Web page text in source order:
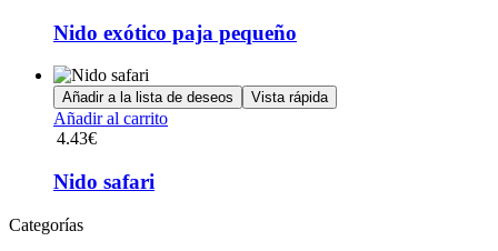
la
producto
Nido exótico paja pequeño
Añadir a la lista de deseos Vista rápida
Añadir al carrito
4.43€
Nido safari
Categorías